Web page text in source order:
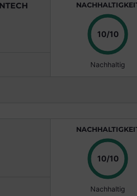
10/10
Nachhaltig
10/10
Nachhaltig